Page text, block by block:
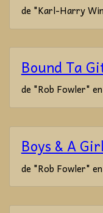
de "Karl-Harry
Bound Ta
de "Rob Fowler"
Boys & A
de "Rob Fowler"